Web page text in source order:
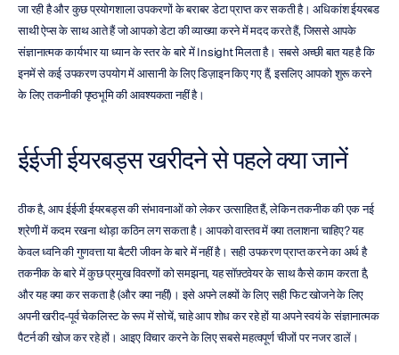
जा रही है और कुछ प्रयोगशाला उपकरणों के बराबर डेटा प्राप्त कर सकती है। अधिकांश ईयरबड
साथी ऐप्स के साथ आते हैं जो आपको डेटा की व्याख्या करने में मदद करते हैं, जिससे आपके
संज्ञानात्मक कार्यभार या ध्यान के स्तर के बारे में Insight मिलता है। सबसे अच्छी बात यह है कि
इनमें से कई उपकरण उपयोग में आसानी के लिए डिज़ाइन किए गए हैं, इसलिए आपको शुरू करने
के लिए तकनीकी पृष्ठभूमि की आवश्यकता नहीं है।
ईईजी ईयरबड्स खरीदने से पहले क्या जानें
ठीक है, आप ईईजी ईयरबड्स की संभावनाओं को लेकर उत्साहित हैं, लेकिन तकनीक की एक नई
श्रेणी में कदम रखना थोड़ा कठिन लग सकता है। आपको वास्तव में क्या तलाशना चाहिए? यह
केवल ध्वनि की गुणवत्ता या बैटरी जीवन के बारे में नहीं है। सही उपकरण प्राप्त करने का अर्थ है
तकनीक के बारे में कुछ प्रमुख विवरणों को समझना, यह सॉफ़्टवेयर के साथ कैसे काम करता है,
और यह क्या कर सकता है (और क्या नहीं)। इसे अपने लक्ष्यों के लिए सही फिट खोजने के लिए
अपनी खरीद-पूर्व चेकलिस्ट के रूप में सोचें, चाहे आप शोध कर रहे हों या अपने स्वयं के संज्ञानात्मक
पैटर्न की खोज कर रहे हों। आइए विचार करने के लिए सबसे महत्वपूर्ण चीजों पर नजर डालें।